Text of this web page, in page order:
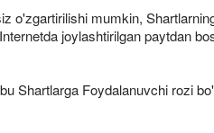
mumkin,
joylashtirilgan paytdan
Shartlarga Foydalanuvchi rozi